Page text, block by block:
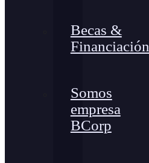
Becas &
Financiación
Somos
empresa
BCorp